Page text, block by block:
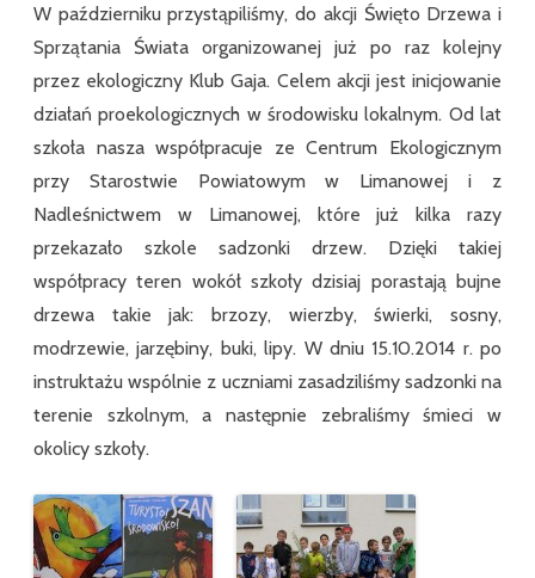
Świata
W październiku przystąpiliśmy, do akcji Święto Drzewa i
Sprzątania Świata organizowanej już po raz kolejny
przez ekologiczny Klub Gaja. Celem akcji jest inicjowanie
działań proekologicznych w środowisku lokalnym. Od lat
szkoła nasza współpracuje ze Centrum Ekologicznym
przy Starostwie Powiatowym w Limanowej i z
Nadleśnictwem w Limanowej, które już kilka razy
przekazało szkole sadzonki drzew. Dzięki takiej
współpracy teren wokół szkoły dzisiaj porastają bujne
drzewa takie jak: brzozy, wierzby, świerki, sosny,
modrzewie, jarzębiny, buki, lipy. W dniu 15.10.2014 r. po
instruktażu wspólnie z uczniami zasadziliśmy sadzonki na
terenie szkolnym, a następnie zebraliśmy śmieci w
okolicy szkoły.